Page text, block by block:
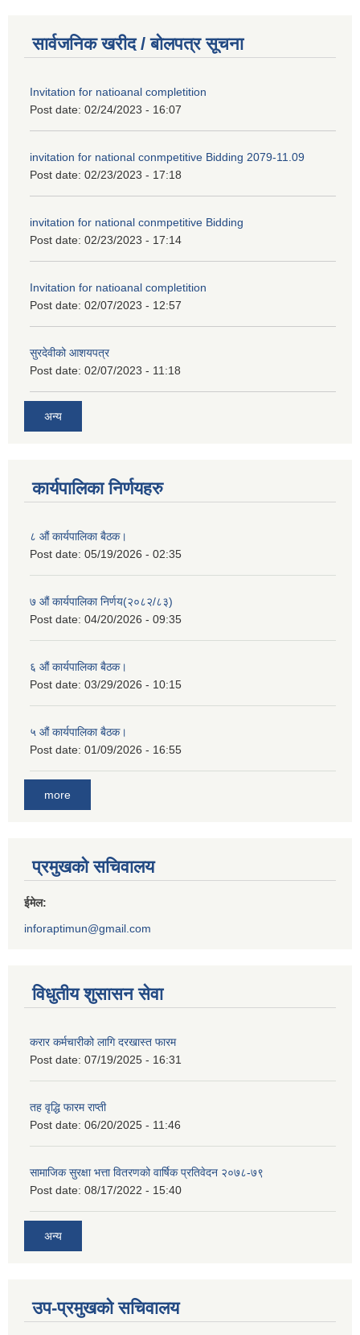
सार्वजनिक खरीद / बोलपत्र सूचना
Invitation for natioanal completition
Post date: 02/24/2023 - 16:07
invitation for national conmpetitive Bidding 2079-11.09
Post date: 02/23/2023 - 17:18
invitation for national conmpetitive Bidding
Post date: 02/23/2023 - 17:14
Invitation for natioanal completition
Post date: 02/07/2023 - 12:57
सुरदेवीको आशयपत्र
Post date: 02/07/2023 - 11:18
अन्य
कार्यपालिका निर्णयहरु
८ औं कार्यपालिका बैठक।
Post date: 05/19/2026 - 02:35
७ औं कार्यपालिका निर्णय(२०८२/८३)
Post date: 04/20/2026 - 09:35
६ औं कार्यपालिका बैठक।
Post date: 03/29/2026 - 10:15
५ औं कार्यपालिका बैठक।
Post date: 01/09/2026 - 16:55
more
प्रमुखको सचिवालय
ईमेल:
inforaptimun@gmail.com
विधुतीय शुसासन सेवा
करार कर्मचारीको लागि दरखास्त फारम
Post date: 07/19/2025 - 16:31
तह वृद्धि फारम राप्ती
Post date: 06/20/2025 - 11:46
सामाजिक सुरक्षा भत्ता वितरणको वार्षिक प्रतिवेदन २०७८-७९
Post date: 08/17/2022 - 15:40
अन्य
उप-प्रमुखको सचिवालय